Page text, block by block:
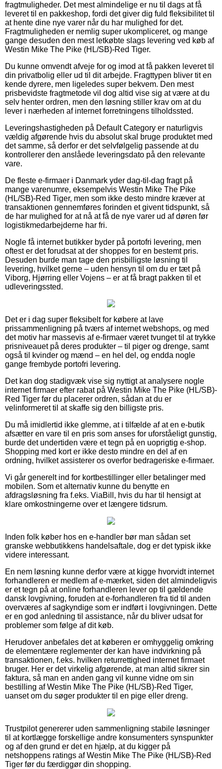
fragtmuligheder. Det mest almindelige er nu til dags at få
leveret til en pakkeshop, fordi det giver dig fuld fleksibilitet til
at hente dine nye varer når du har mulighed for det.
Fragtmuligheden er nemlig super ukompliceret, og mange
gange desuden den mest letkøbte slags levering ved køb af
Westin Mike The Pike (HL/SB)-Red Tiger.
Du kunne omvendt afveje for og imod at få pakken leveret til
din privatbolig eller ud til dit arbejde. Fragttypen bliver tit en
kende dyrere, men ligeledes super bekvem. Den mest
prisbevidste fragtmetode vil dog altid vise sig at være at du
selv henter ordren, men den løsning stiller krav om at du
lever i nærheden af internet forretningens tilholdssted.
Leveringshastigheden på Default Category er naturligvis
vældig afgørende hvis du absolut skal bruge produktet med
det samme, så derfor er det selvfølgelig passende at du
kontrollerer den anslåede leveringsdato på den relevante
vare.
De fleste e-firmaer i Danmark yder dag-til-dag fragt på
mange varenumre, eksempelvis Westin Mike The Pike
(HL/SB)-Red Tiger, men som ikke desto mindre kræver at
transaktionen gennemføres forinden et givent tidspunkt, så
de har mulighed for at nå at få de nye varer ud af døren før
logistikmedarbejderne har fri.
Nogle få internet butikker byder på portofri levering, men
oftest er det forudsat at der shoppes for en bestemt pris.
Desuden burde man tage den prisbilligste løsning til
levering, hvilket gerne – uden hensyn til om du er tæt på
Viborg, Hjørring eller Vojens – er at få bragt pakken til et
udleveringssted.
Det er i dag super fleksibelt for købere at lave
prissammenligning på tværs af internet webshops, og med
det motiv har massevis af e-firmaer været tvunget til at trykke
prisniveauet på deres produkter – til piger og drenge, samt
også til kvinder og mænd – en hel del, og endda nogle
gange frembyde portofri levering.
Det kan dog stadigvæk vise sig nyttigt at analysere nogle
internet firmaer efter rabat på Westin Mike The Pike (HL/SB)-
Red Tiger før du placerer ordren, sådan at du er
velinformeret til at skaffe sig den billigste pris.
Du må imidlertid ikke glemme, at i tilfælde af at en e-butik
afsætter en vare til en pris som anses for uforståeligt gunstig,
burde det undertiden være et tegn på en uoprigtig e-shop.
Shopping med kort er ikke desto mindre en del af en
ordning, hvilket assisterer os overfor bedrageriske e-firmaer.
Vi går generelt ind for kortbestillinger eller betalinger med
mobilen. Som et alternativ kunne du benytte en
afdragsløsning fra f.eks. ViaBill, hvis du har til hensigt at
klare omkostningerne over et længere tidsrum.
Inden folk køber hos en e-handler bør man sådan set
granske webbutikkens handelsaftale, dog er det typisk ikke
videre interessant.
En nem løsning kunne derfor være at kigge hvorvidt internet
forhandleren er medlem af e-mærket, siden det almindeligvis
er et tegn på at online forhandleren lever op til gældende
dansk lovgivning, foruden at e-forhandleren fra tid til anden
overværes af sagkyndige som er indført i lovgivningen. Dette
er en god anledning til assistance, når du bliver udsat for
problemer som følge af dit køb.
Herudover anbefales det at køberen er omhyggelig omkring
de elementære reglementer der kan have indvirkning på
transaktionen, f.eks. hvilken returrettighed internet firmaet
bruger. Her er det virkelig afgørende, at man altid sikrer sin
faktura, så man en anden gang vil kunne vidne om sin
bestilling af Westin Mike The Pike (HL/SB)-Red Tiger,
uanset om du søger produkter til en pige eller dreng.
Trustpilot genererer uden sammenligning stabile løsninger
til at kortlægge forskellige andre konsumenters synspunkter
og af den grund er det en hjælp, at du kigger på
netshoppens ratings af Westin Mike The Pike (HL/SB)-Red
Tiger før du færdiggør din shopping.